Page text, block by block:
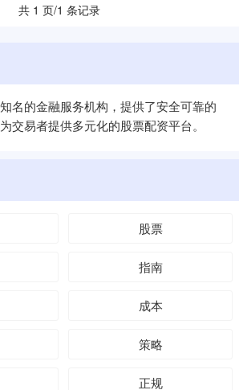
共 1 页/1 条记录
名的金融服务机构，提供了安全可靠的
交易者提供多元化的股票配资平台。
股票
指南
成本
策略
正规